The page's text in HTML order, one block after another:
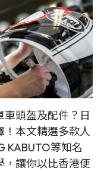
頭盔及配件？日
！本文精選多款人
KABUTO等知名
，讓你以比香港便